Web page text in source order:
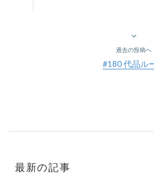
過去の投稿へ
#180 代品ル
最新の記事